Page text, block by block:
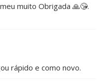
muito Obrigada 🙏😘.
rápido e como novo.